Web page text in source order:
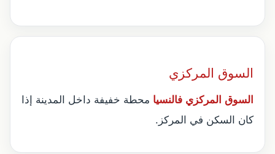
السوق المركزي
السوق المركزي فالنسيا محطة خفيفة داخل المدينة إذا
كان السكن في المركز.